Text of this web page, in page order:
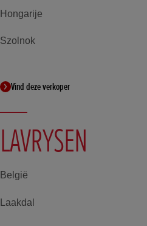
Hongarije
Szolnok
Vind deze verkoper
LAVRYSEN
België
Laakdal